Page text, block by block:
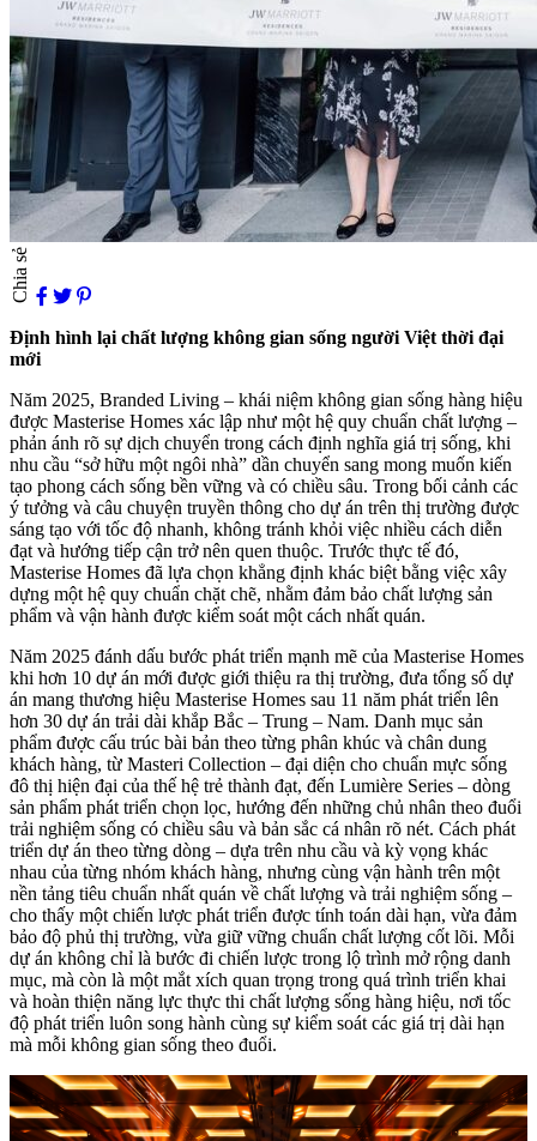
Chia sẻ
Định hình lại chất lượng không gian sống người Việt thời đại
mới
Năm 2025, Branded Living – khái niệm không gian sống hàng hiệu
được Masterise Homes xác lập như một hệ quy chuẩn chất lượng –
phản ánh rõ sự dịch chuyển trong cách định nghĩa giá trị sống, khi
nhu cầu “sở hữu một ngôi nhà” dần chuyển sang mong muốn kiến
tạo phong cách sống bền vững và có chiều sâu. Trong bối cảnh các
ý tưởng và câu chuyện truyền thông cho dự án trên thị trường được
sáng tạo với tốc độ nhanh, không tránh khỏi việc nhiều cách diễn
đạt và hướng tiếp cận trở nên quen thuộc. Trước thực tế đó,
Masterise Homes đã lựa chọn khẳng định khác biệt bằng việc xây
dựng một hệ quy chuẩn chặt chẽ, nhằm đảm bảo chất lượng sản
phẩm và vận hành được kiểm soát một cách nhất quán.
Năm 2025 đánh dấu bước phát triển mạnh mẽ của Masterise Homes
khi hơn 10 dự án mới được giới thiệu ra thị trường, đưa tổng số dự
án mang thương hiệu Masterise Homes sau 11 năm phát triển lên
hơn 30 dự án trải dài khắp Bắc – Trung – Nam. Danh mục sản
phẩm được cấu trúc bài bản theo từng phân khúc và chân dung
khách hàng, từ Masteri Collection – đại diện cho chuẩn mực sống
đô thị hiện đại của thế hệ trẻ thành đạt, đến Lumière Series – dòng
sản phẩm phát triển chọn lọc, hướng đến những chủ nhân theo đuổi
trải nghiệm sống có chiều sâu và bản sắc cá nhân rõ nét. Cách phát
triển dự án theo từng dòng – dựa trên nhu cầu và kỳ vọng khác
nhau của từng nhóm khách hàng, nhưng cùng vận hành trên một
nền tảng tiêu chuẩn nhất quán về chất lượng và trải nghiệm sống –
cho thấy một chiến lược phát triển được tính toán dài hạn, vừa đảm
bảo độ phủ thị trường, vừa giữ vững chuẩn chất lượng cốt lõi. Mỗi
dự án không chỉ là bước đi chiến lược trong lộ trình mở rộng danh
mục, mà còn là một mắt xích quan trọng trong quá trình triển khai
và hoàn thiện năng lực thực thi chất lượng sống hàng hiệu, nơi tốc
độ phát triển luôn song hành cùng sự kiểm soát các giá trị dài hạn
mà mỗi không gian sống theo đuổi.